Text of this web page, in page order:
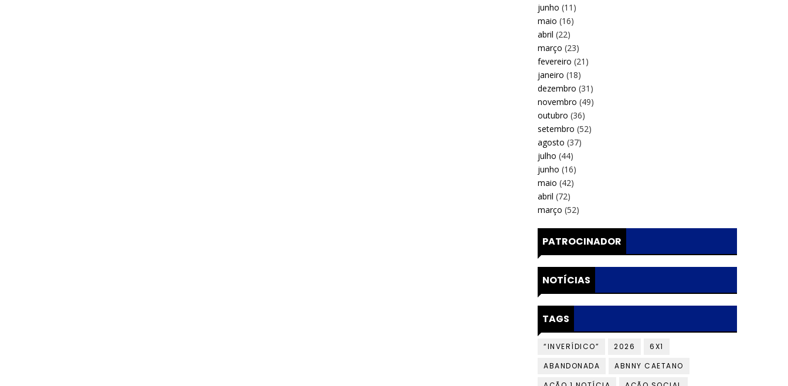
junho (11)
maio (16)
abril (22)
março (23)
fevereiro (21)
janeiro (18)
dezembro (31)
novembro (49)
outubro (36)
setembro (52)
agosto (37)
julho (44)
junho (16)
maio (42)
abril (72)
março (52)
PATROCINADOR
NOTÍCIAS
TAGS
“INVERÍDICO” 2026
6X1
ABANDONADA
ABNNY CAETANO